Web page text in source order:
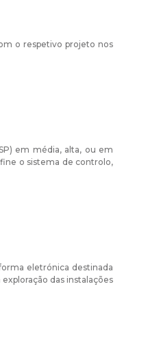
o respetivo projeto nos
em média, alta, ou em
o sistema de controlo,
eletrónica destinada
das instalações